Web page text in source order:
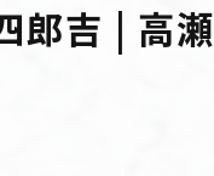
郎吉 | 高瀬